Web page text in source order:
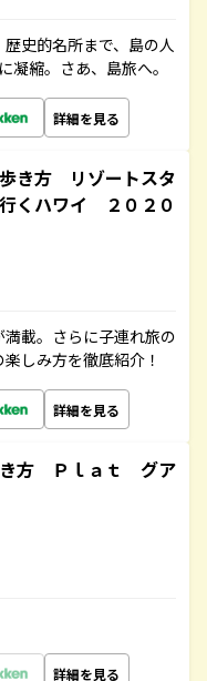
史的名所まで、島の人
凝縮。さあ、島旅へ。
詳細を見る
き方 リゾートスタ
くハワイ ２０２０
載。さらに子連れ旅の
しみ方を徹底紹介！
詳細を見る
方 Ｐｌａｔ グア
詳細を見る